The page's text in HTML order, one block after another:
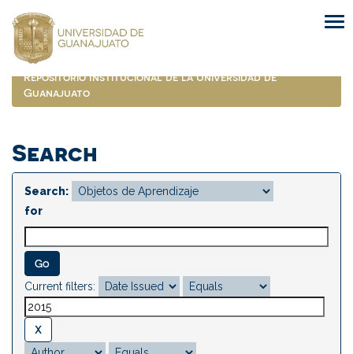
navigation
Repositorio Institucional de la Universidad de
Guanajuato
Search
Search:
for
Current filters: